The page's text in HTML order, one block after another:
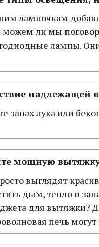
лампочкам
можем ли мы
лампы.
надлежащей
запах лука или
мощную
выглядят
дым, тепло и
для вытяжки?
печь